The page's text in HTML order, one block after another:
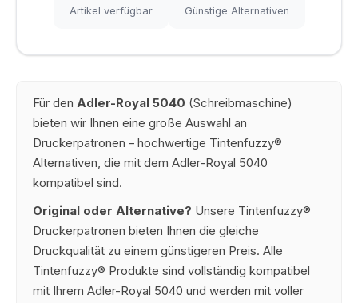
Artikel verfügbar Günstige Alternativen
Für den Adler-Royal 5040 (Schreibmaschine)
bieten wir Ihnen eine große Auswahl an
Druckerpatronen – hochwertige Tintenfuzzy®
Alternativen, die mit dem Adler-Royal 5040
kompatibel sind.
Original oder Alternative? Unsere Tintenfuzzy®
Druckerpatronen bieten Ihnen die gleiche
Druckqualität zu einem günstigeren Preis. Alle
Tintenfuzzy® Produkte sind vollständig kompatibel
mit Ihrem Adler-Royal 5040 und werden mit voller